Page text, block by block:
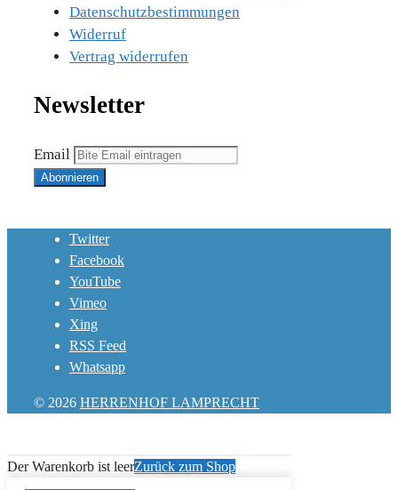
Datenschutzbestimmungen
Widerruf
Vertrag widerrufen
Newsletter
Email
Twitter
Facebook
YouTube
Vimeo
Xing
RSS Feed
Whatsapp
© 2026 HERRENHOF LAMPRECHT
Der Warenkorb ist leerZurück zum Shop